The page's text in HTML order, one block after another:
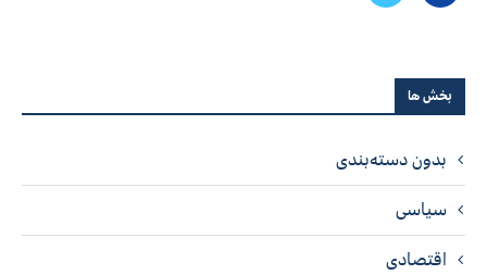
بخش ها
بدون دسته‌بندی
سیاسی
اقتصادی